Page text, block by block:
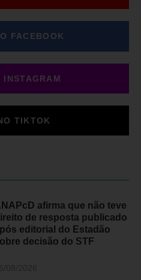
FACEBOOK
INSTAGRAM
TIKTOK
afirma que não teve
de resposta publicado
editorial do Estadão
decisão do STF